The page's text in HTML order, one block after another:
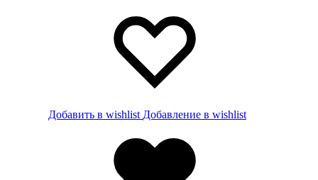
Добавить в wishlist Добавление в wishlist